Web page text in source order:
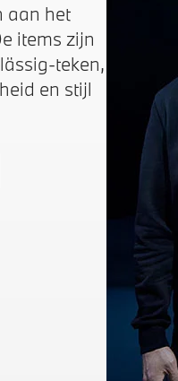
aan het
items zijn
teken,
en stijl